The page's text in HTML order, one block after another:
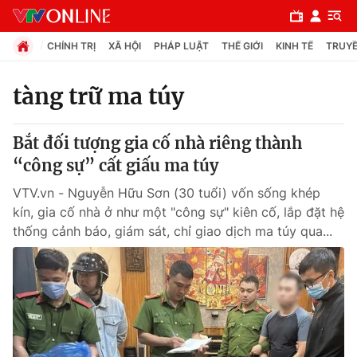
Chuyên mục
Chính trị
Xã hội
Pháp luật
Y tế
Thế giới
CHÍNH TRỊ XÃ HỘI PHÁP LUẬT THẾ GIỚI KINH TẾ
tàng trữ ma túy
Bắt đối tượng gia cố nhà riêng thành
“công sự” cất giấu ma túy
VTV.vn - Nguyễn Hữu Sơn (30 tuổi) vốn sống khép
kín, gia cố nhà ở như một "công sự" kiên cố, lắp đặt hệ
thống cảnh báo, giám sát, chỉ giao dịch ma túy qua...